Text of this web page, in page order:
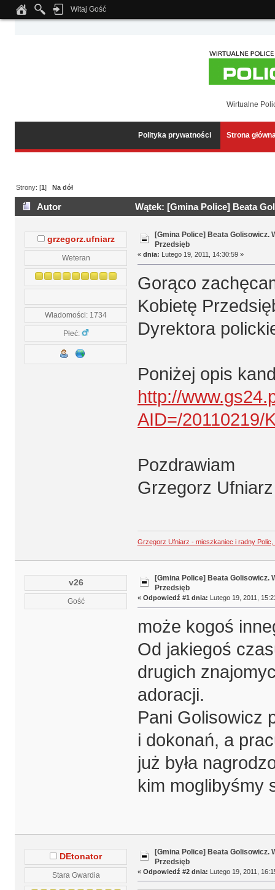
Notice: Undefined index: tapatalk_body_hook in
Witaj Gość
Wirtualne
Polityka prywatności Strona
Strony: [1]Na dół
Autor Wątek: [Gmina Police] Beata
grzegorz.ufniarz
Weteran
Wiadomości: 1734
Płeć:
[Gmina Police] Beata Golisowicz.
Przedsięb
« dnia: Lutego 19, 2011, 14:30:59 »
Gorąco
Kobietę
Dyrektora
Poniżej opis
http://
AID=/20110219/
Pozdrawiam
Grzegorz Ufniarz
Grzegorz Ufniarz - mieszkaniec i radny
v26
Gość
[Gmina Police] Beata Golisowicz.
Przedsięb
« Odpowiedź #1 dnia: Lutego 19, 2011,
może kogoś
Od jakiegoś
drugich
adoracji.
Pani Golisowicz
i dokonań, a
już była
kim moglibyśmy
DEtonator
Stara Gwardia
[Gmina Police] Beata Golisowicz.
Przedsięb
« Odpowiedź #2 dnia: Lutego 19, 2011,